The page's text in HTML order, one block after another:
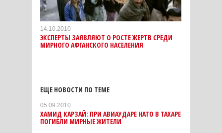
14.10.2010
ЭКСПЕРТЫ ЗАЯВЛЯЮТ О РОСТЕ ЖЕРТВ СРЕДИ
МИРНОГО АФГАНСКОГО НАСЕЛЕНИЯ
ЕЩЕ НОВОСТИ ПО ТЕМЕ
05.09.2010
ХАМИД КАРЗАЙ: ПРИ АВИАУДАРЕ НАТО В ТАХАРЕ
ПОГИБЛИ МИРНЫЕ ЖИТЕЛИ